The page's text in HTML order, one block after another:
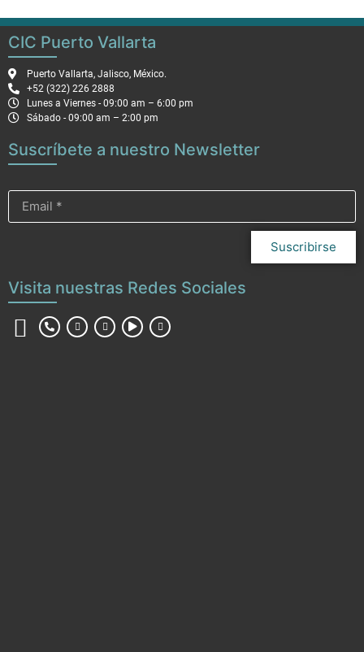
CIC Puerto Vallarta
Puerto Vallarta, Jalisco, México.
+52 (322) 226 2888
Lunes a Viernes - 09:00 am – 6:00 pm
Sábado - 09:00 am – 2:00 pm
Suscríbete a nuestro Newsletter
Suscribirse
Visita nuestras Redes Sociales